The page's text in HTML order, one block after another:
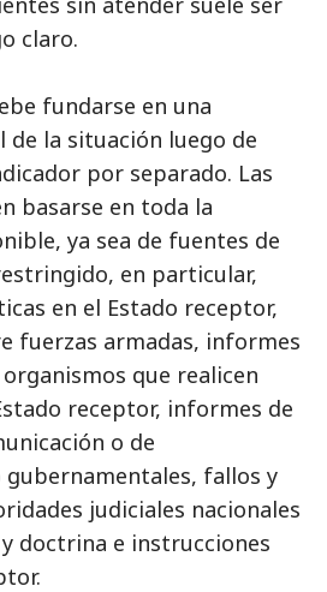
claro.
fundarse en una
de la situación luego de
por separado. Las
basarse en toda la
ya sea de fuentes de
en particular,
en el Estado receptor,
fuerzas armadas, informes
que realicen
receptor, informes de
o de
gubernamentales, fallos y
judiciales nacionales
doctrina e instrucciones